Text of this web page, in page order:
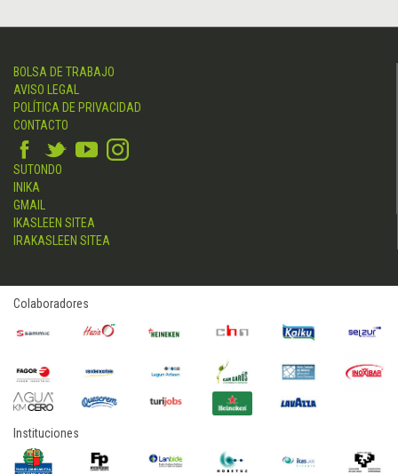
BOLSA DE TRABAJO
AVISO LEGAL
POLÍTICA DE PRIVACIDAD
CONTACTO
SUTONDO
INIKA
GMAIL
IKASLEEN SITEA
IRAKASLEEN SITEA
Colaboradores
Instituciones